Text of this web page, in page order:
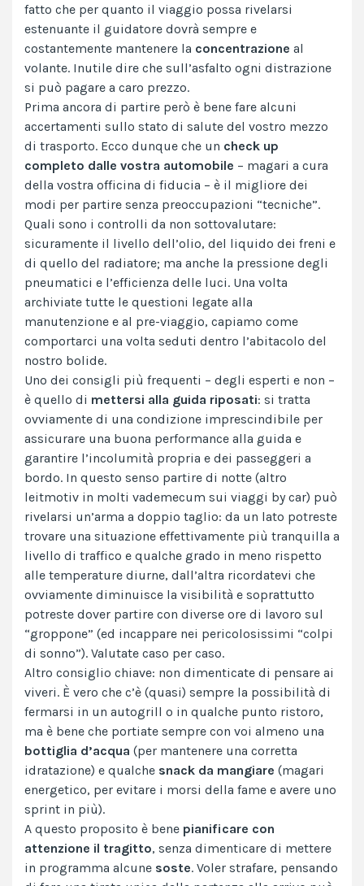
fatto che per quanto il viaggio possa rivelarsi
estenuante il guidatore dovrà sempre e
costantemente mantenere la concentrazione al
volante. Inutile dire che sull’asfalto ogni distrazione
si può pagare a caro prezzo.
Prima ancora di partire però è bene fare alcuni
accertamenti sullo stato di salute del vostro mezzo
di trasporto. Ecco dunque che un check up
completo dalle vostra automobile – magari a cura
della vostra officina di fiducia – è il migliore dei
modi per partire senza preoccupazioni “tecniche”.
Quali sono i controlli da non sottovalutare:
sicuramente il livello dell’olio, del liquido dei freni e
di quello del radiatore; ma anche la pressione degli
pneumatici e l’efficienza delle luci. Una volta
archiviate tutte le questioni legate alla
manutenzione e al pre-viaggio, capiamo come
comportarci una volta seduti dentro l’abitacolo del
nostro bolide.
Uno dei consigli più frequenti – degli esperti e non –
è quello di mettersi alla guida riposati: si tratta
ovviamente di una condizione imprescindibile per
assicurare una buona performance alla guida e
garantire l’incolumità propria e dei passeggeri a
bordo. In questo senso partire di notte (altro
leitmotiv in molti vademecum sui viaggi by car) può
rivelarsi un’arma a doppio taglio: da un lato potreste
trovare una situazione effettivamente più tranquilla a
livello di traffico e qualche grado in meno rispetto
alle temperature diurne, dall’altra ricordatevi che
ovviamente diminuisce la visibilità e soprattutto
potreste dover partire con diverse ore di lavoro sul
“groppone” (ed incappare nei pericolosissimi “colpi
di sonno”). Valutate caso per caso.
Altro consiglio chiave: non dimenticate di pensare ai
viveri. È vero che c’è (quasi) sempre la possibilità di
fermarsi in un autogrill o in qualche punto ristoro,
ma è bene che portiate sempre con voi almeno una
bottiglia d’acqua (per mantenere una corretta
idratazione) e qualche snack da mangiare (magari
energetico, per evitare i morsi della fame e avere uno
sprint in più).
A questo proposito è bene pianificare con
attenzione il tragitto, senza dimenticare di mettere
in programma alcune soste. Voler strafare, pensando